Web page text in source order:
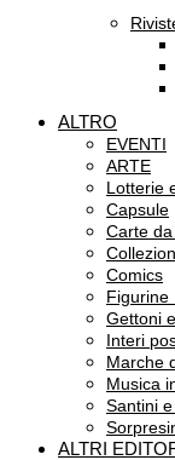
ALTRO
EVENTI
ARTE
Lotterie
Capsule
Carte
Comics
Figurine
Gettoni
Interi
Marche
Musica
Santini
ALTRI